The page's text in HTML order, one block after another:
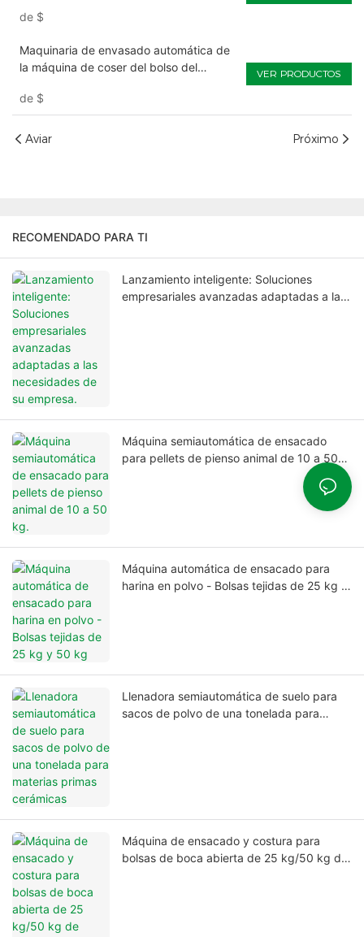
de $
Maquinaria de envasado automática de
la máquina de coser del bolso del
de $
VER PRODUCTOS
Aviar Próximo
RECOMENDADO PARA TI
Lanzamiento inteligente: Soluciones
empresariales avanzadas adaptadas a las
Máquina semiautomática de ensacado
para pellets de pienso animal de 10 a 50
Máquina automática de ensacado para
harina en polvo - Bolsas tejidas de 25 kg y
Llenadora semiautomática de suelo para
sacos de polvo de una tonelada para
Máquina de ensacado y costura para
bolsas de boca abierta de 25 kg/50 kg de